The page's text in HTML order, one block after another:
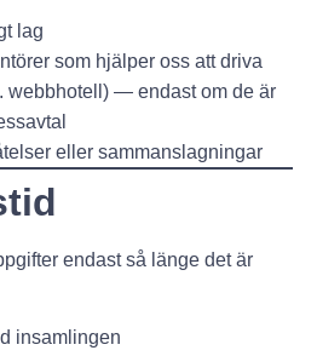
lag
som hjälper oss att driva
webbhotell) — endast om de är
eller sammanslagningar
endast så länge det är
insamlingen